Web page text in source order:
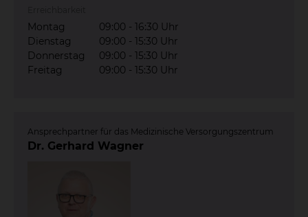
Montag
09:00 - 16:30 Uhr
Dienstag
09:00 - 15:30 Uhr
Donnerstag
09:00 - 15:30 Uhr
Freitag
09:00 - 15:30 Uhr
Ansprechpartner für das Medizinische Versorgungszentrum
Dr. Gerhard Wagner